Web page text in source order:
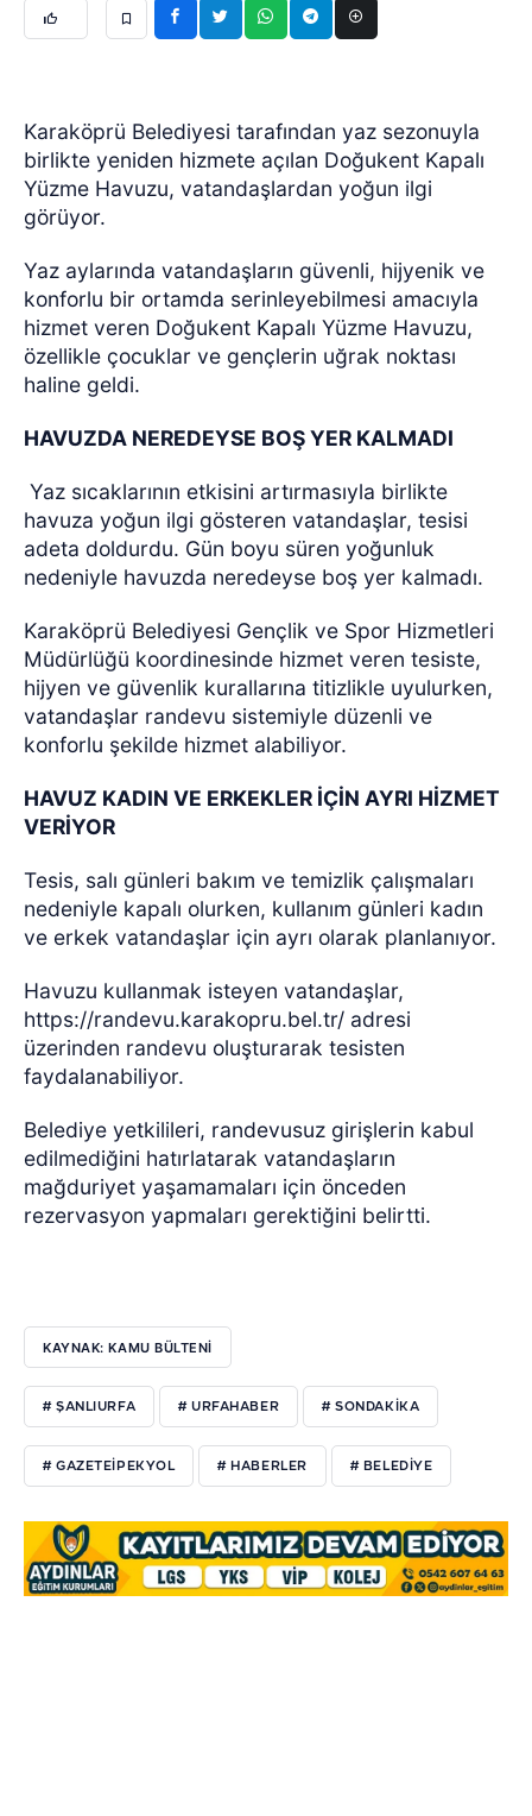
Karaköprü Belediyesi tarafından yaz sezonuyla
birlikte yeniden hizmete açılan Doğukent Kapalı
Yüzme Havuzu, vatandaşlardan yoğun ilgi
görüyor.
Yaz aylarında vatandaşların güvenli, hijyenik ve
konforlu bir ortamda serinleyebilmesi amacıyla
hizmet veren Doğukent Kapalı Yüzme Havuzu,
özellikle çocuklar ve gençlerin uğrak noktası
haline geldi.
HAVUZDA NEREDEYSE BOŞ YER KALMADI
Yaz sıcaklarının etkisini artırmasıyla birlikte
havuza yoğun ilgi gösteren vatandaşlar, tesisi
adeta doldurdu. Gün boyu süren yoğunluk
nedeniyle havuzda neredeyse boş yer kalmadı.
Karaköprü Belediyesi Gençlik ve Spor Hizmetleri
Müdürlüğü koordinesinde hizmet veren tesiste,
hijyen ve güvenlik kurallarına titizlikle uyulurken,
vatandaşlar randevu sistemiyle düzenli ve
konforlu şekilde hizmet alabiliyor.
HAVUZ KADIN VE ERKEKLER İÇİN AYRI HİZMET
VERİYOR
Tesis, salı günleri bakım ve temizlik çalışmaları
nedeniyle kapalı olurken, kullanım günleri kadın
ve erkek vatandaşlar için ayrı olarak planlanıyor.
Havuzu kullanmak isteyen vatandaşlar,
https://randevu.karakopru.bel.tr/ adresi
üzerinden randevu oluşturarak tesisten
faydalanabiliyor.
Belediye yetkilileri, randevusuz girişlerin kabul
edilmediğini hatırlatarak vatandaşların
mağduriyet yaşamamaları için önceden
rezervasyon yapmaları gerektiğini belirtti.
KAYNAK: KAMU BÜLTENİ
# ŞANLIURFA # URFAHABER # SONDAKİKA
# GAZETEİPEKYOL # HABERLER # BELEDİYE